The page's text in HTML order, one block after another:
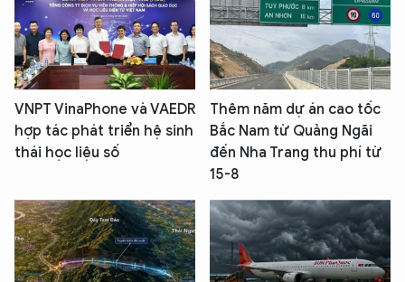
VNPT VinaPhone và VAEDR
hợp tác phát triển hệ sinh
thái học liệu số
Thêm năm dự án cao tốc
Bắc Nam từ Quảng Ngãi
đến Nha Trang thu phí từ
15-8